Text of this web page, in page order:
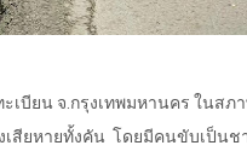
เบียน จ.กรุงเทพมหานคร ในสภ
สียหายทั้งคัน โดยมีคนขับเป็นช